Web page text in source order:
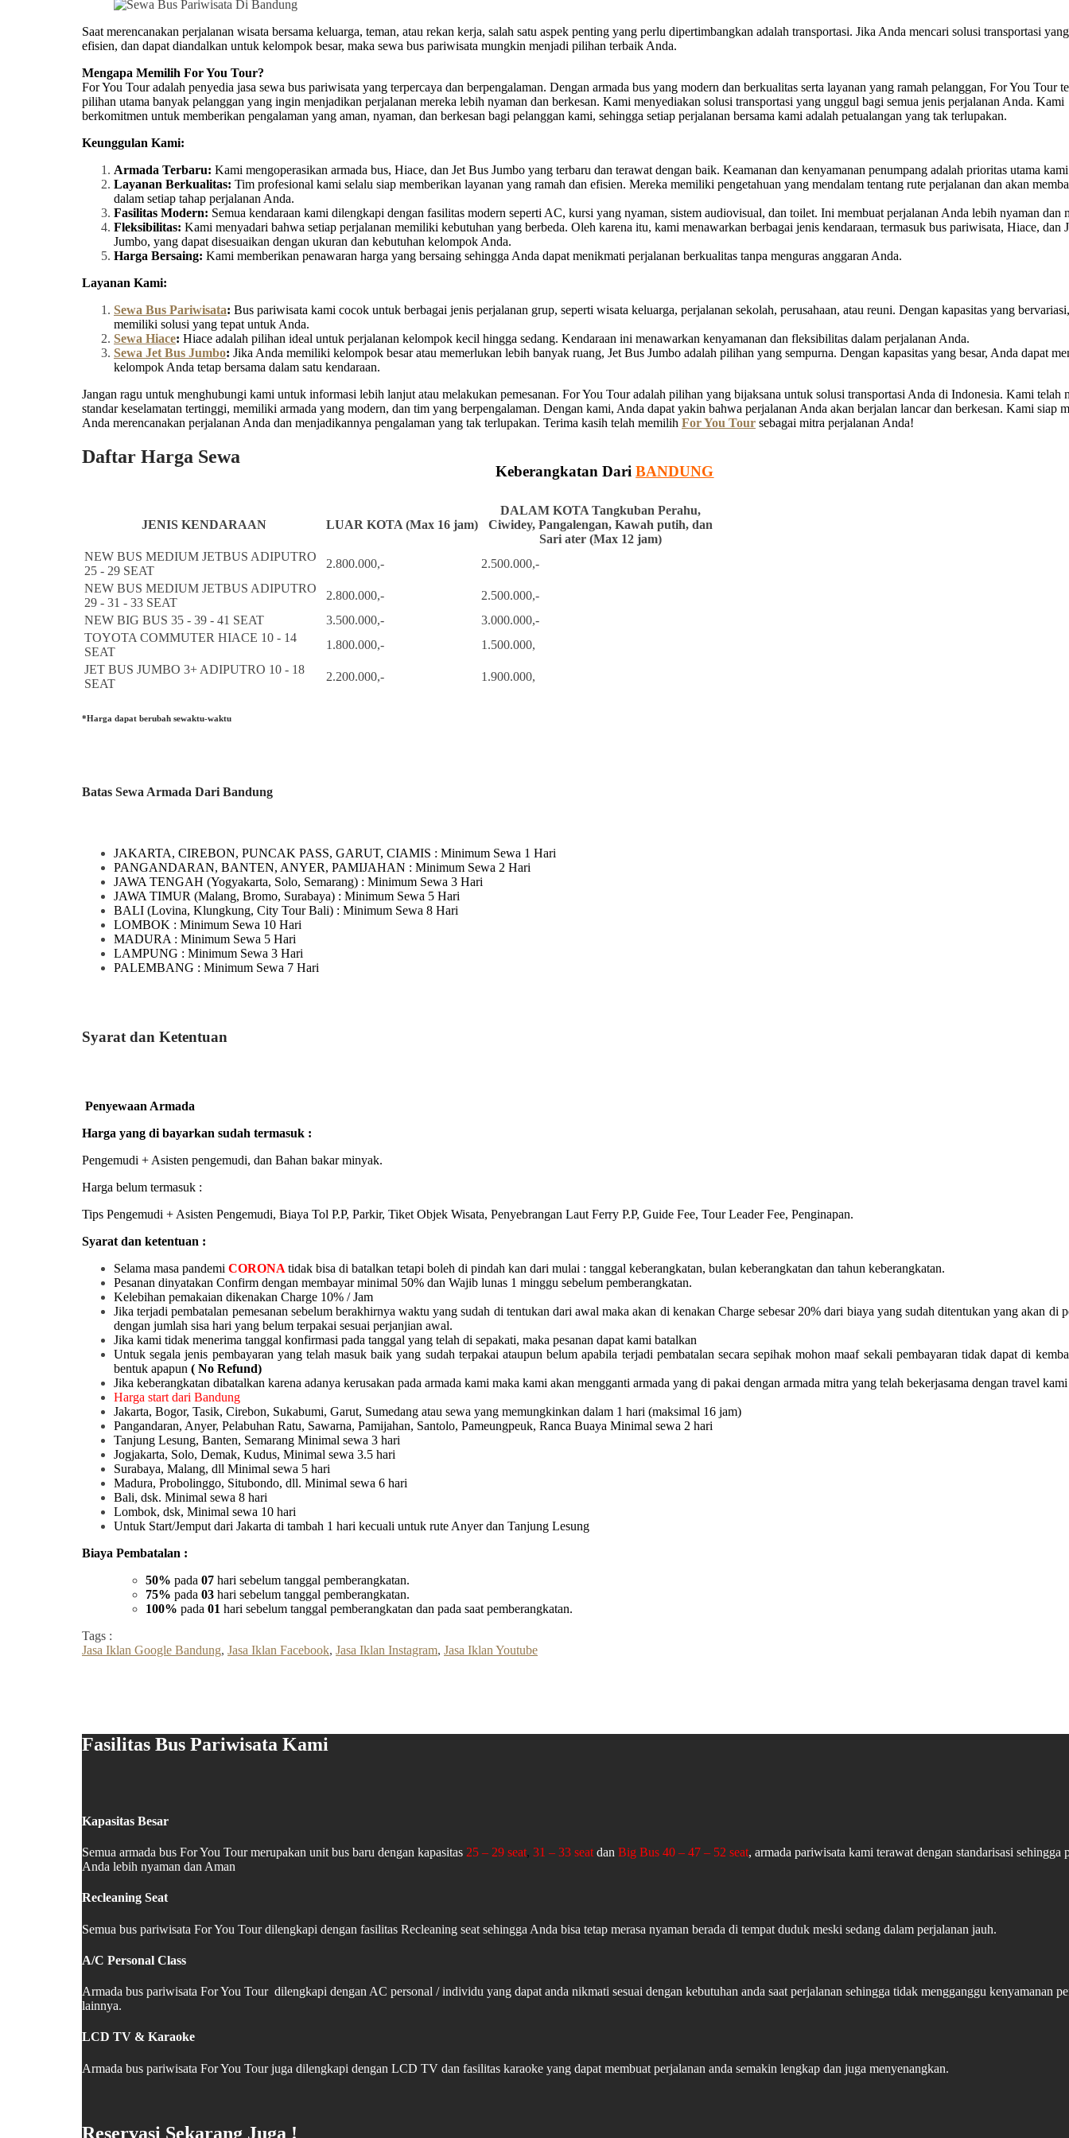
Saat merencanakan perjalanan wisata bersama keluarga, teman, atau rekan kerja, salah satu aspek penting yang perlu dipertimbangkan adalah transportasi. Jika Anda mencari solusi transportasi
efisien, dan dapat diandalkan untuk kelompok besar, maka sewa bus pariwisata mungkin menjadi pilihan terbaik Anda.
Mengapa Memilih For You Tour?
For You Tour adalah penyedia jasa sewa bus pariwisata yang terpercaya dan berpengalaman. Dengan armada bus yang modern dan berkualitas serta layanan yang ramah pelanggan, For You Tour
pilihan utama banyak pelanggan yang ingin menjadikan perjalanan mereka lebih nyaman dan berkesan. Kami menyediakan solusi transportasi yang unggul bagi semua jenis perjalanan Anda. Kami
berkomitmen untuk memberikan pengalaman yang aman, nyaman, dan berkesan bagi pelanggan kami, sehingga setiap perjalanan bersama kami adalah petualangan yang tak terlupakan.
Keunggulan Kami:
Armada Terbaru: Kami mengoperasikan armada bus, Hiace, dan Jet Bus Jumbo yang terbaru dan terawat dengan baik. Keamanan dan kenyamanan penumpang adalah prioritas utama
Layanan Berkualitas: Tim profesional kami selalu siap memberikan layanan yang ramah dan efisien. Mereka memiliki pengetahuan yang mendalam tentang rute perjalanan dan akan
dalam setiap tahap perjalanan Anda.
Fasilitas Modern: Semua kendaraan kami dilengkapi dengan fasilitas modern seperti AC, kursi yang nyaman, sistem audiovisual, dan toilet. Ini membuat perjalanan Anda lebih nyaman dan
Fleksibilitas: Kami menyadari bahwa setiap perjalanan memiliki kebutuhan yang berbeda. Oleh karena itu, kami menawarkan berbagai jenis kendaraan, termasuk bus pariwisata, Hiace, dan
Jumbo, yang dapat disesuaikan dengan ukuran dan kebutuhan kelompok Anda.
Harga Bersaing: Kami memberikan penawaran harga yang bersaing sehingga Anda dapat menikmati perjalanan berkualitas tanpa menguras anggaran Anda.
Layanan Kami:
Sewa Bus Pariwisata: Bus pariwisata kami cocok untuk berbagai jenis perjalanan grup, seperti wisata keluarga, perjalanan sekolah, perusahaan, atau reuni. Dengan kapasitas yang
memiliki solusi yang tepat untuk Anda.
Sewa Hiace: Hiace adalah pilihan ideal untuk perjalanan kelompok kecil hingga sedang. Kendaraan ini menawarkan kenyamanan dan fleksibilitas dalam perjalanan Anda.
Sewa Jet Bus Jumbo: Jika Anda memiliki kelompok besar atau memerlukan lebih banyak ruang, Jet Bus Jumbo adalah pilihan yang sempurna. Dengan kapasitas yang besar, Anda dapat
kelompok Anda tetap bersama dalam satu kendaraan.
Jangan ragu untuk menghubungi kami untuk informasi lebih lanjut atau melakukan pemesanan. For You Tour adalah pilihan yang bijaksana untuk solusi transportasi Anda di Indonesia. Kami telah
standar keselamatan tertinggi, memiliki armada yang modern, dan tim yang berpengalaman. Dengan kami, Anda dapat yakin bahwa perjalanan Anda akan berjalan lancar dan berkesan. Kami siap
Anda merencanakan perjalanan Anda dan menjadikannya pengalaman yang tak terlupakan. Terima kasih telah memilih For You Tour sebagai mitra perjalanan Anda!
Daftar Harga Sewa
Keberangkatan Dari BANDUNG
JENIS KENDARAAN LUAR KOTA (Max 16 jam)
DALAM KOTA Tangkuban Perahu,
Ciwidey, Pangalengan, Kawah putih, dan
Sari ater (Max 12 jam)
NEW BUS MEDIUM JETBUS ADIPUTRO
25 - 29 SEAT
2.800.000,-
2.500.000,-
NEW BUS MEDIUM JETBUS ADIPUTRO
29 - 31 - 33 SEAT
2.800.000,-
2.500.000,-
NEW BIG BUS 35 - 39 - 41 SEAT
3.500.000,-
3.000.000,-
TOYOTA COMMUTER HIACE 10 - 14
SEAT
1.800.000,-
1.500.000,
JET BUS JUMBO 3+ ADIPUTRO 10 - 18
SEAT
2.200.000,- 1.900.000,
*Harga dapat berubah sewaktu-waktu
Batas Sewa Armada Dari Bandung
JAKARTA, CIREBON, PUNCAK PASS, GARUT, CIAMIS : Minimum Sewa 1 Hari
PANGANDARAN, BANTEN, ANYER, PAMIJAHAN : Minimum Sewa 2 Hari
JAWA TENGAH (Yogyakarta, Solo, Semarang) : Minimum Sewa 3 Hari
JAWA TIMUR (Malang, Bromo, Surabaya) : Minimum Sewa 5 Hari
BALI (Lovina, Klungkung, City Tour Bali) : Minimum Sewa 8 Hari
LOMBOK : Minimum Sewa 10 Hari
MADURA : Minimum Sewa 5 Hari
LAMPUNG : Minimum Sewa 3 Hari
PALEMBANG : Minimum Sewa 7 Hari
Syarat dan Ketentuan
Penyewaan Armada
Harga yang di bayarkan sudah termasuk :
Pengemudi + Asisten pengemudi, dan Bahan bakar minyak.
Harga belum termasuk :
Tips Pengemudi + Asisten Pengemudi, Biaya Tol P.P, Parkir, Tiket Objek Wisata, Penyebrangan Laut Ferry P.P, Guide Fee, Tour Leader Fee, Penginapan.
Syarat dan ketentuan :
Selama masa pandemi CORONA tidak bisa di batalkan tetapi boleh di pindah kan dari mulai : tanggal keberangkatan, bulan keberangkatan dan tahun keberangkatan.
Pesanan dinyatakan Confirm dengan membayar minimal 50% dan Wajib lunas 1 minggu sebelum pemberangkatan.
Kelebihan pemakaian dikenakan Charge 10% / Jam
Jika terjadi pembatalan pemesanan sebelum berakhirnya waktu yang sudah di tentukan dari awal maka akan di kenakan Charge sebesar 20% dari biaya yang sudah ditentukan yang akan di
dengan jumlah sisa hari yang belum terpakai sesuai perjanjian awal.
Jika kami tidak menerima tanggal konfirmasi pada tanggal yang telah di sepakati, maka pesanan dapat kami batalkan
Untuk segala jenis pembayaran yang telah masuk baik yang sudah terpakai ataupun belum apabila terjadi pembatalan secara sepihak mohon maaf sekali pembayaran tidak dapat di
bentuk apapun ( No Refund)
Jika keberangkatan dibatalkan karena adanya kerusakan pada armada kami maka kami akan mengganti armada yang di pakai dengan armada mitra yang telah bekerjasama dengan travel kami
Harga start dari Bandung
Jakarta, Bogor, Tasik, Cirebon, Sukabumi, Garut, Sumedang atau sewa yang memungkinkan dalam 1 hari (maksimal 16 jam)
Pangandaran, Anyer, Pelabuhan Ratu, Sawarna, Pamijahan, Santolo, Pameungpeuk, Ranca Buaya Minimal sewa 2 hari
Tanjung Lesung, Banten, Semarang Minimal sewa 3 hari
Jogjakarta, Solo, Demak, Kudus, Minimal sewa 3.5 hari
Surabaya, Malang, dll Minimal sewa 5 hari
Madura, Probolinggo, Situbondo, dll. Minimal sewa 6 hari
Bali, dsk. Minimal sewa 8 hari
Lombok, dsk, Minimal sewa 10 hari
Untuk Start/Jemput dari Jakarta di tambah 1 hari kecuali untuk rute Anyer dan Tanjung Lesung
Biaya Pembatalan :
50% pada 07 hari sebelum tanggal pemberangkatan.
75% pada 03 hari sebelum tanggal pemberangkatan.
100% pada 01 hari sebelum tanggal pemberangkatan dan pada saat pemberangkatan.
Tags :
Jasa Iklan Google Bandung, Jasa Iklan Facebook, Jasa Iklan Instagram, Jasa Iklan Youtube
Fasilitas Bus Pariwisata Kami
Kapasitas Besar
Semua armada bus For You Tour merupakan unit bus baru dengan kapasitas 25 – 29 seat, 31 – 33 seat dan Big Bus 40 – 47 – 52 seat, armada pariwisata kami terawat dengan standarisasi sehingga
Anda lebih nyaman dan Aman
Recleaning Seat
Semua bus pariwisata For You Tour dilengkapi dengan fasilitas Recleaning seat sehingga Anda bisa tetap merasa nyaman berada di tempat duduk meski sedang dalam perjalanan jauh.
A/C Personal Class
Armada bus pariwisata For You Tour dilengkapi dengan AC personal / individu yang dapat anda nikmati sesuai dengan kebutuhan anda saat perjalanan sehingga tidak mengganggu kenyamanan
lainnya.
LCD TV & Karaoke
Armada bus pariwisata For You Tour juga dilengkapi dengan LCD TV dan fasilitas karaoke yang dapat membuat perjalanan anda semakin lengkap dan juga menyenangkan.
Reservasi Sekarang Juga !